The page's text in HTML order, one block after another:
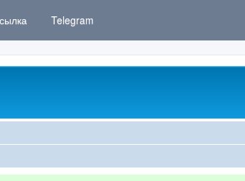
Telegram